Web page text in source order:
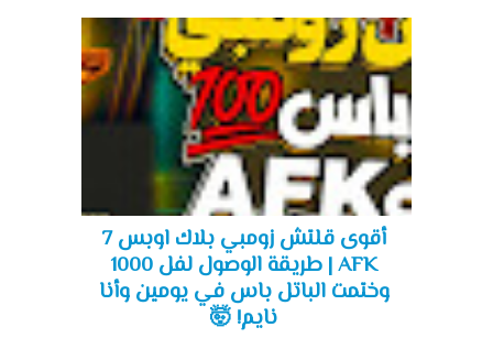
أقوى قلتش زومبي بلاك اوبس 7
AFK | طريقة الوصول لفل 1000
وختمت الباتل باس في يومين وأنا
نايم! 🤯